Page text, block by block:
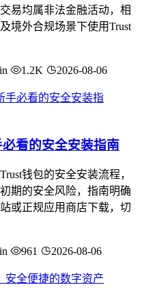
易均属非法金融活动，相
境外合规场景下使用Trust
1.2K 2026-08-06
看的安全安装指南
钱包的安全安装流程，
期的安全风险，指南明确
或正规应用商店下载，切
961 2026-08-06